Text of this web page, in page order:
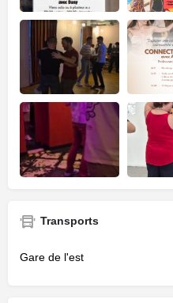
Transports
Gare de l'est